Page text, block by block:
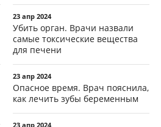
23 апр 2024
Убить орган. Врачи назвали
самые токсические вещества
для печени
23 апр 2024
Опасное время. Врач пояснила,
как лечить зубы беременным
23 апр 2024